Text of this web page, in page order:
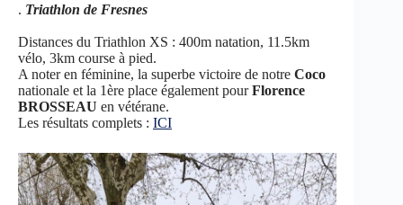
. Triathlon de Fresnes
Distances du Triathlon XS : 400m natation, 11.5km
vélo, 3km course à pied.
A noter en féminine, la superbe victoire de notre Coco
nationale et la 1ère place également pourFlorence
BROSSEAU en vétérane.
Les résultats complets : ICI